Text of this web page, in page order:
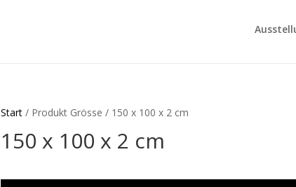
Start/ Produkt Grösse / 150 x 100 x 2 cm
150 x 100 x 2 cm